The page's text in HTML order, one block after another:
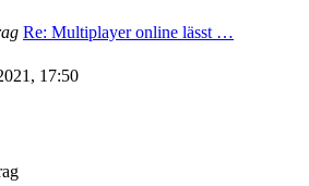
Re: Multiplayer online lässt …
17:50